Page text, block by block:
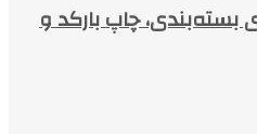
بسته‌بندی، چاپ بارکد و